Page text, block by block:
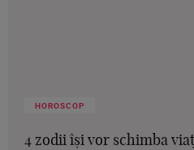
HOROSCOP
4 zodii își vor schimba